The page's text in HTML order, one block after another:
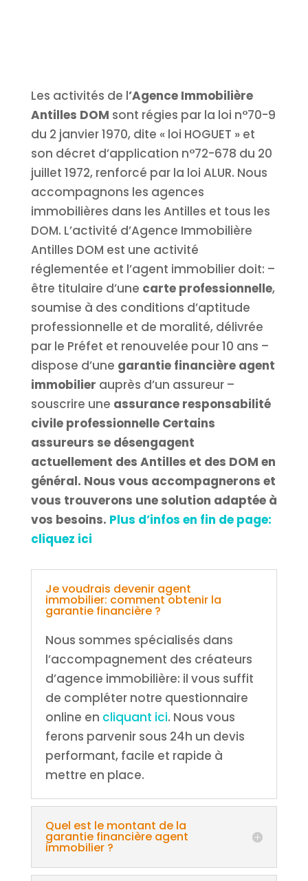
Les activités de l’Agence Immobilière
Antilles DOM sont régies par la loi n°70-9
du 2 janvier 1970, dite « loi HOGUET » et
son décret d’application n°72-678 du 20
juillet 1972, renforcé par la loi ALUR. Nous
accompagnons les agences
immobilières dans les Antilles et tous les
DOM. L’activité d’Agence Immobilière
Antilles DOM est une activité
réglementée et l’agent immobilier doit: –
être titulaire d’une carte professionnelle,
soumise à des conditions d’aptitude
professionnelle et de moralité, délivrée
par le Préfet et renouvelée pour 10 ans –
dispose d’une garantie financière agent
immobilier auprès d’un assureur –
souscrire une assurance responsabilité
civile professionnelle Certains
assureurs se désengagent
actuellement des Antilles et des DOM en
général. Nous vous accompagnerons et
vous trouverons une solution adaptée à
vos besoins. Plus d’infos en fin de page:
cliquez ici
Je voudrais devenir agent
immobilier: comment obtenir la
garantie financière ?
Nous sommes spécialisés dans
l’accompagnement des créateurs
d’agence immobilière: il vous suffit
de compléter notre questionnaire
online en cliquant ici. Nous vous
ferons parvenir sous 24h un devis
performant, facile et rapide à
mettre en place.
Quel est le montant de la
garantie financière agent
immobilier ?